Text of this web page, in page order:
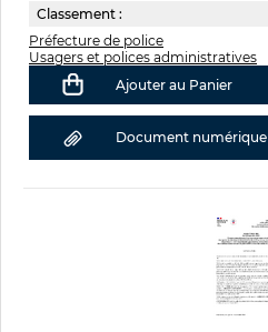
Classement :
Préfecture de police
Usagers et polices administratives
Ajouter au Panier
Document numérique